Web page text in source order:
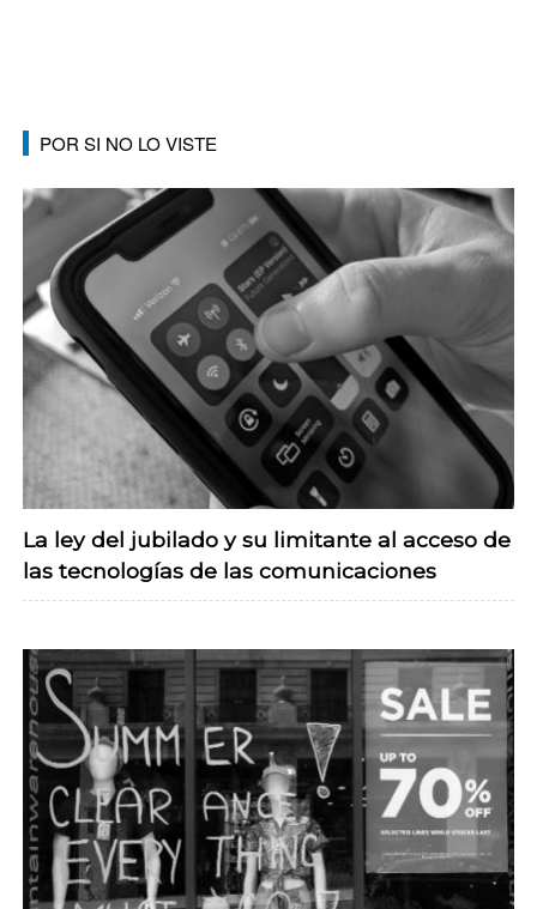
POR SI NO LO VISTE
La ley del jubilado y su limitante al acceso de
las tecnologías de las comunicaciones